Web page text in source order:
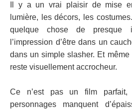
Il y a un vrai plaisir de mise
lumière, les décors, les
quelque chose de presque
l’impression d’être dans un
dans un simple slasher. Et même
reste visuellement accrocheur.
Ce n’est pas un film
personnages manquent